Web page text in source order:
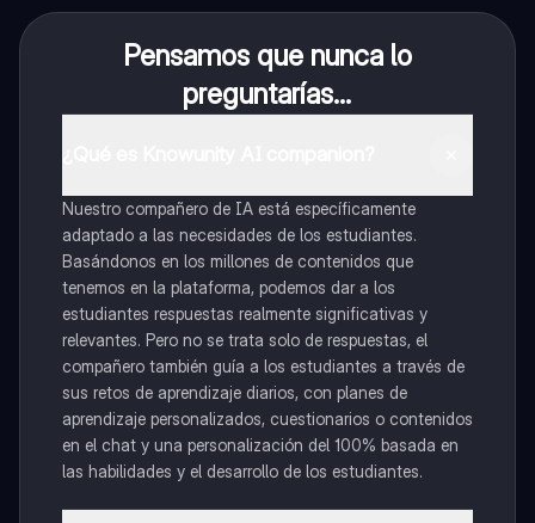
Pensamos que nunca lo
preguntarías...
Nuestro compañero de IA está específicamente
adaptado a las necesidades de los estudiantes.
Basándonos en los millones de contenidos que
tenemos en la plataforma, podemos dar a los
estudiantes respuestas realmente significativas y
relevantes. Pero no se trata solo de respuestas, el
compañero también guía a los estudiantes a través de
sus retos de aprendizaje diarios, con planes de
aprendizaje personalizados, cuestionarios o contenidos
en el chat y una personalización del 100% basada en
las habilidades y el desarrollo de los estudiantes.